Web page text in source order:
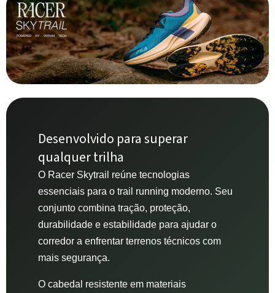
Desenvolvido para superar
qualquer trilha
O Racer Skytrail reúne tecnologias
essenciais para o trail running moderno. Seu
conjunto combina tração, proteção,
durabilidade e estabilidade para ajudar o
corredor a enfrentar terrenos técnicos com
mais segurança.
O cabedal resistente em materiais